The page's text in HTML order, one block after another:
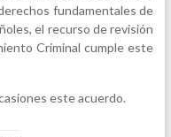
fundamentales de
el recurso de revisión
Criminal cumple este
este acuerdo.